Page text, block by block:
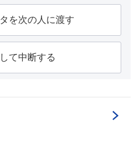
を次の人に渡す
て中断する